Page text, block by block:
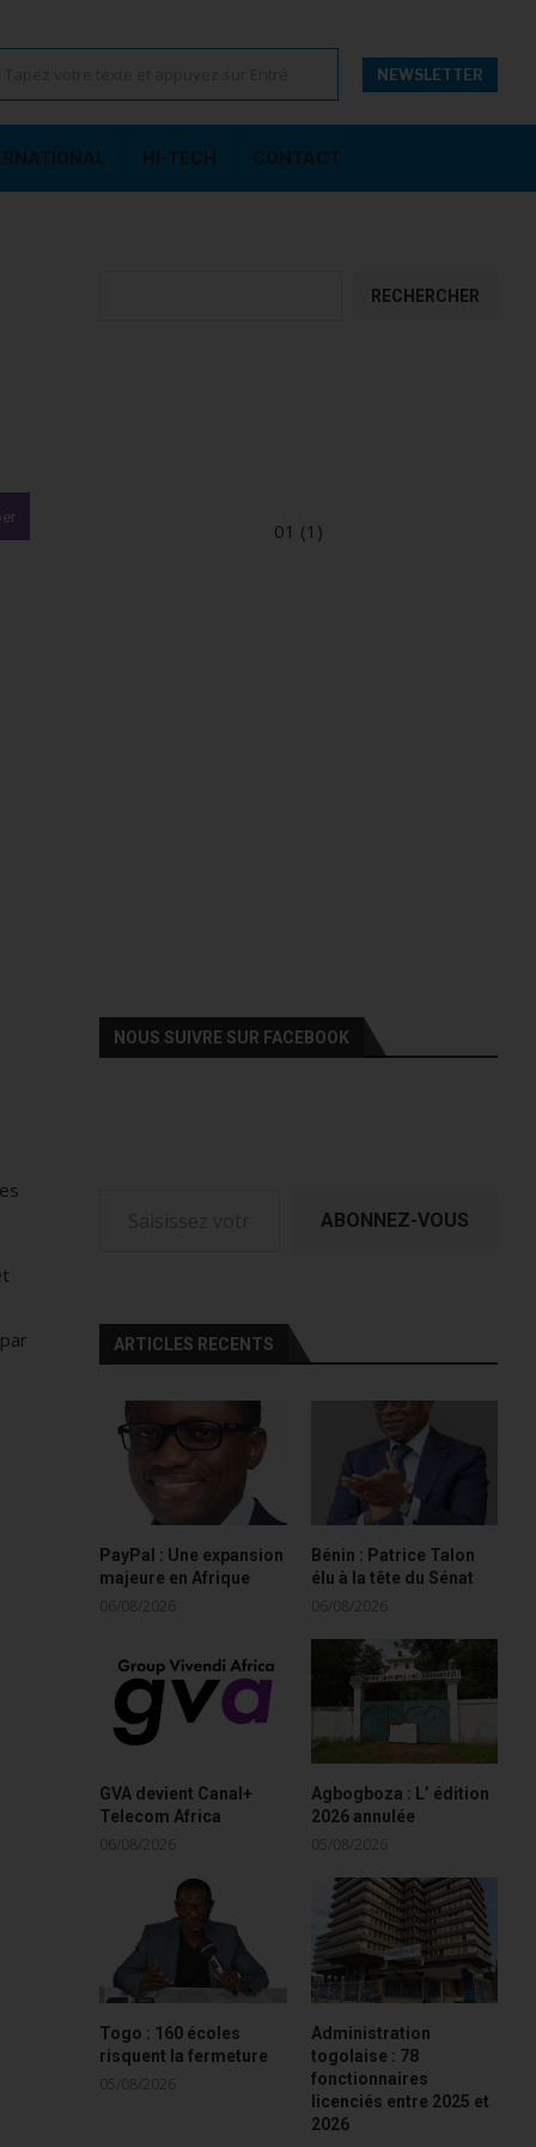
NEWSLETTER
HI-TECH CONTACT
RECHERCHER
01 (1)
NOUS SUIVRE SUR FACEBOOK
ABONNEZ-VOUS
ARTICLES RECENTS
PayPal : Une expansion
majeure en Afrique
06/08/2026
Bénin : Patrice Talon
élu à la tête du Sénat
06/08/2026
GVA devient Canal+
Telecom Africa
06/08/2026
Agbogboza : L’ édition
2026 annulée
05/08/2026
Togo : 160 écoles
risquent la fermeture
05/08/2026
Administration
togolaise : 78
fonctionnaires
licenciés entre 2025 et
2026